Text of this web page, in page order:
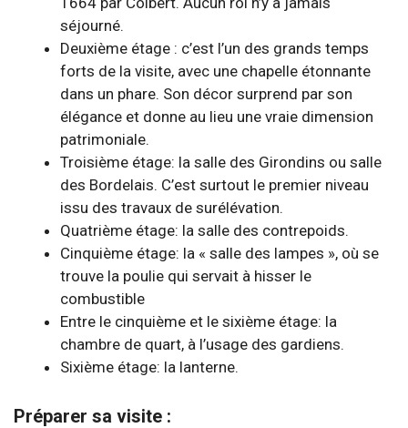
séjourné.
Deuxième étage : c’est l’un des grands temps
forts de la visite, avec une chapelle étonnante
dans un phare. Son décor surprend par son
élégance et donne au lieu une vraie dimension
patrimoniale.
Troisième étage: la salle des Girondins ou salle
des Bordelais. C’est surtout le premier niveau
issu des travaux de surélévation.
Quatrième étage: la salle des contrepoids.
Cinquième étage: la « salle des lampes », où se
trouve la poulie qui servait à hisser le
combustible
Entre le cinquième et le sixième étage: la
chambre de quart, à l’usage des gardiens.
Sixième étage: la lanterne.
Préparer sa visite :